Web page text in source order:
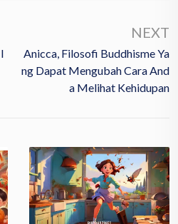
NEXT
Anicca, Filosofi Buddhisme Ya
Ng Dapat Mengubah Cara And
A Melihat Kehidupan